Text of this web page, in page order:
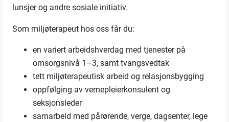
lunsjer og andre sosiale initiativ.
Som miljøterapeut hos oss får du:
en variert arbeidshverdag med tjenester på
omsorgsnivå 1–3, samt tvangsvedtak
tett miljøterapeutisk arbeid og relasjonsbygging
oppfølging av vernepleierkonsulent og
seksjonsleder
samarbeid med pårørende, verge, dagsenter, lege